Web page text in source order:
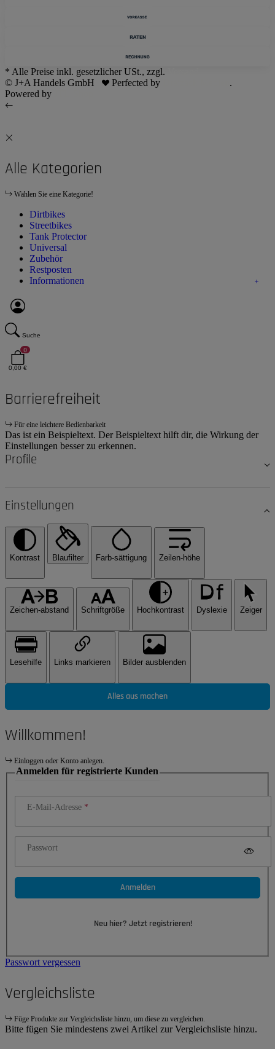
* Alle Preise inkl. gesetzlicher USt., zzgl.
© J+A Handels GmbH
Perfected by
.
Powered by
Alle Kategorien
Wählen Sie eine Kategorie!
Dirtbikes
Streetbikes
Tank Protector
Universal
Zubehör
Restposten
Informationen
Suche
0
0,00 €
Barrierefreiheit
Für eine leichtere Bedienbarkeit
Das ist ein Beispieltext. Der Beispieltext hilft dir, die Wirkung der
Einstellungen besser zu erkennen.
Profile
Einstellungen
Kontrast Blaufilter Farb-sättigung Zeilen-höhe
Zeichen-abstand Schriftgröße Hochkontrast Dyslexie Zeiger
Lesehilfe Links markieren Bilder ausblenden
Alles aus machen
Willkommen!
Einloggen oder Konto anlegen.
Anmelden für registrierte Kunden
E-Mail-Adresse
Passwort
Anmelden
Neu hier? Jetzt registrieren!
Passwort vergessen
Vergleichsliste
Füge Produkte zur Vergleichsliste hinzu, um diese zu vergleichen.
Bitte fügen Sie mindestens zwei Artikel zur Vergleichsliste hinzu.